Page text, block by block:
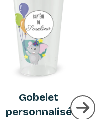
Gobelet
personnalisé